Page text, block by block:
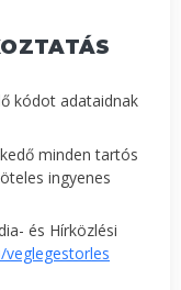
kódot adataidnak
minden tartós
ingyenes
és Hírközlési